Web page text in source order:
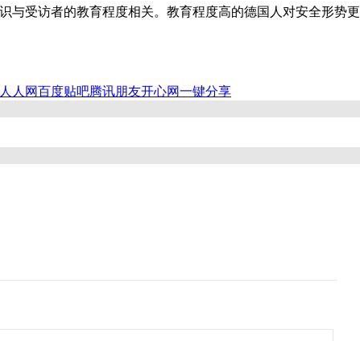
受访者的教育程度相关。教育程度高的德国人对安全形势
人人网百度贴吧腾讯朋友开心网一键分享